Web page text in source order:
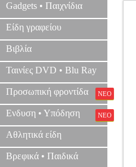
Gadgets • Παιχνίδια
Είδη γραφείου
Βιβλία
Ταινίες DVD • Blu Ray
Προσωπική φροντίδα ΝΕΟ
Ενδυση • Υπόδηση ΝΕΟ
Αθλητικά είδη
Βρεφικά • Παιδικά